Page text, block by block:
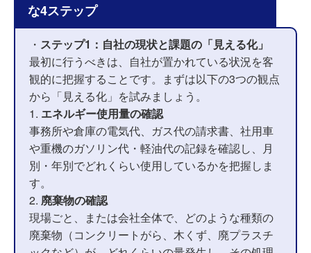
な4ステップ
・ ステップ1：自社の現状と課題の「見える化」
最初に行うべきは、自社が置かれている状況を客
観的に把握することです。まずは以下の3つの観点
から「見える化」を試みましょう。
1. エネルギー使用量の確認
事務所や倉庫の電気代、ガス代の請求書、社用車
や重機のガソリン代・軽油代の記録を確認し、月
別・年別でどれくらい使用しているかを把握しま
す。
2. 廃棄物の確認
現場ごと、または会社全体で、どのような種類の
廃棄物（コンクリートがら、木くず、廃プラスチ